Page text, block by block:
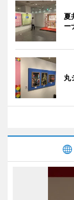
夏
ー
丸